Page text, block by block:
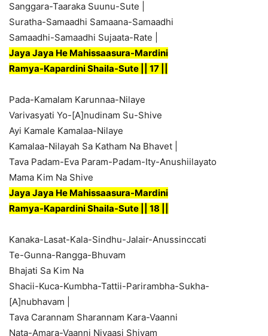
Sanggara-Taaraka Suunu-Sute |
Suratha-Samaadhi Samaana-Samaadhi
Samaadhi-Samaadhi Sujaata-Rate |
Jaya Jaya He Mahissaasura-Mardini
Ramya-Kapardini Shaila-Sute || 17 ||
Pada-Kamalam Karunnaa-Nilaye
Varivasyati Yo-[A]nudinam Su-Shive
Ayi Kamale Kamalaa-Nilaye
Kamalaa-Nilayah Sa Katham Na Bhavet |
Tava Padam-Eva Param-Padam-Ity-Anushiilayato
Mama Kim Na Shive
Jaya Jaya He Mahissaasura-Mardini
Ramya-Kapardini Shaila-Sute || 18 ||
Kanaka-Lasat-Kala-Sindhu-Jalair-Anussinccati
Te-Gunna-Rangga-Bhuvam
Bhajati Sa Kim Na
Shacii-Kuca-Kumbha-Tattii-Parirambha-Sukha-
[A]nubhavam |
Tava Carannam Sharannam Kara-Vaanni
Nata-Amara-Vaanni Nivaasi Shivam